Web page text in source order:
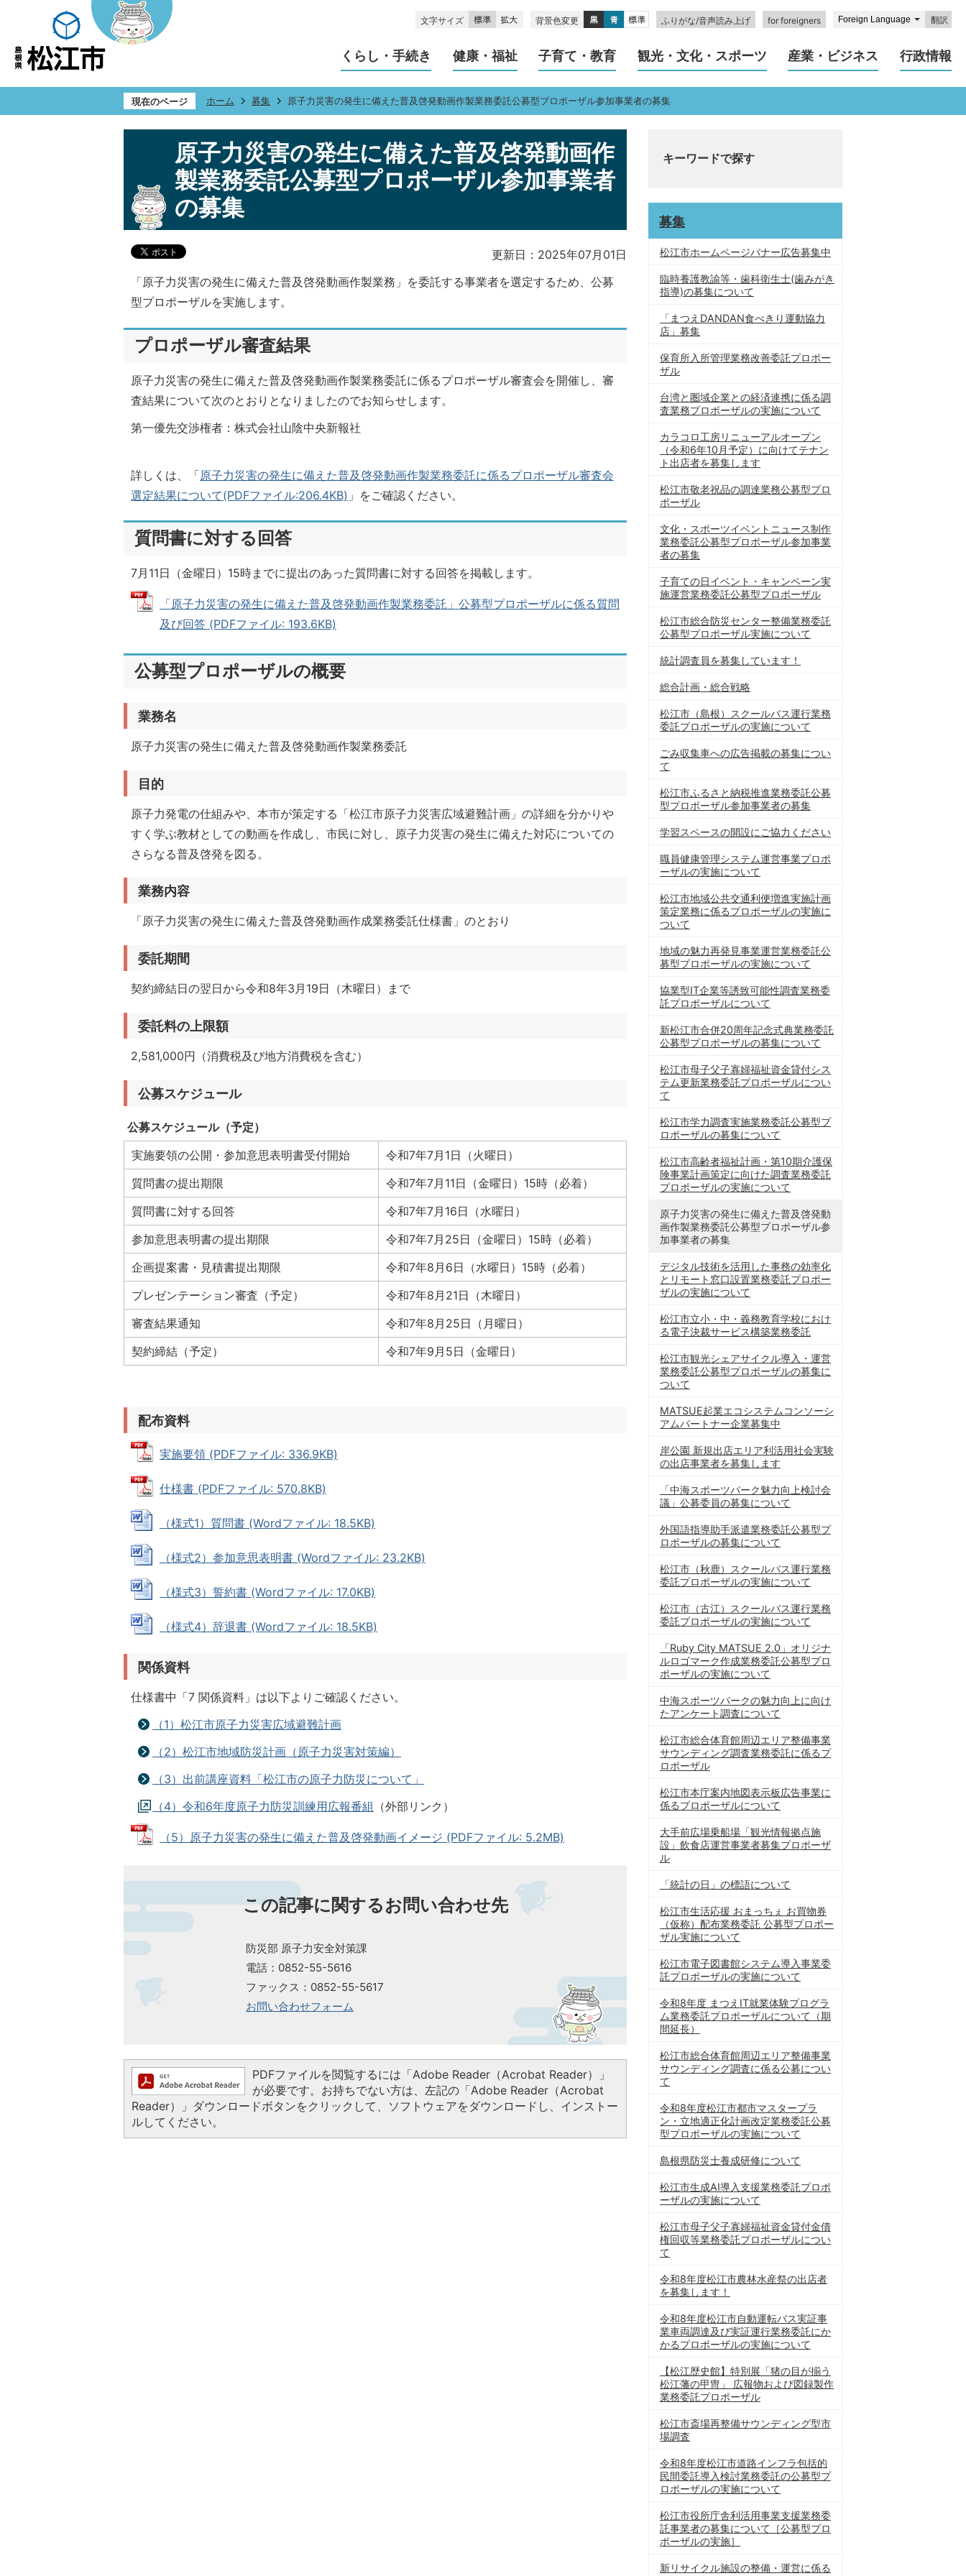
文字サイズ 背景色変更 ふりがな/音声読み上げ for foreigners 翻訳
くらし・手続き 健康・福祉 子育て・教育 観光・文化・スポーツ 産業・ビジネス 行政情報
現在のページ ホーム 募集 原子力災害の発生に備えた普及啓発動画作製業務委託公募型プロポーザル参加事業者の募集
原子力災害の発生に備えた普及啓発動画作
製業務委託公募型プロポーザル参加事業者
の募集
更新日：2025年07月01日
「原子力災害の発生に備えた普及啓発動画作製業務」を委託する事業者を選定するため、公募
型プロポーザルを実施します。
プロポーザル審査結果
原子力災害の発生に備えた普及啓発動画作製業務委託に係るプロポーザル審査会を開催し、審
査結果について次のとおりとなりましたのでお知らせします。
第一優先交渉権者：株式会社山陰中央新報社
詳しくは、「原子力災害の発生に備えた普及啓発動画作製業務委託に係るプロポーザル審査会
選定結果について(PDFファイル:206.4KB) 」をご確認ください。
質問書に対する回答
7月11日（金曜日）15時までに提出のあった質問書に対する回答を掲載します。
「原子力災害の発生に備えた普及啓発動画作製業務委託」公募型プロポーザルに係る質問
及び回答 (PDFファイル: 193.6KB)
公募型プロポーザルの概要
業務名
原子力災害の発生に備えた普及啓発動画作製業務委託
目的
原子力発電の仕組みや、本市が策定する「松江市原子力災害広域避難計画」の詳細を分かりや
すく学ぶ教材としての動画を作成し、市民に対し、原子力災害の発生に備えた対応についての
さらなる普及啓発を図る。
業務内容
「原子力災害の発生に備えた普及啓発動画作成業務委託仕様書」のとおり
委託期間
契約締結日の翌日から令和8年3月19日（木曜日）まで
委託料の上限額
2,581,000円（消費税及び地方消費税を含む）
公募スケジュール
公募スケジュール（予定）
実施要領の公開・参加意思表明書受付開始
令和7年7月1日（火曜日）
質問書の提出期限
令和7年7月11日（金曜日）15時（必着）
質問書に対する回答
令和7年7月16日（水曜日）
参加意思表明書の提出期限
令和7年7月25日（金曜日）15時（必着）
企画提案書・見積書提出期限
令和7年8月6日（水曜日）15時（必着）
プレゼンテーション審査（予定）
令和7年8月21日（木曜日）
審査結果通知
令和7年8月25日（月曜日）
契約締結（予定）
令和7年9月5日（金曜日）
配布資料
実施要領 (PDFファイル: 336.9KB)
仕様書 (PDFファイル: 570.8KB)
（様式1）質問書 (Wordファイル: 18.5KB)
（様式2）参加意思表明書 (Wordファイル: 23.2KB)
（様式3）誓約書 (Wordファイル: 17.0KB)
（様式4）辞退書 (Wordファイル: 18.5KB)
関係資料
仕様書中「7 関係資料」は以下よりご確認ください。
（1）松江市原子力災害広域避難計画
（2）松江市地域防災計画（原子力災害対策編）
（3）出前講座資料「松江市の原子力防災について」
（4）令和6年度原子力防災訓練用広報番組 （外部リンク）
（5）原子力災害の発生に備えた普及啓発動画イメージ (PDFファイル: 5.2MB)
この記事に関するお問い合わせ先
防災部 原子力安全対策課
電話：0852-55-5616
ファックス：0852-55-5617
お問い合わせフォーム
PDFファイルを閲覧するには「Adobe Reader（Acrobat Reader）」
が必要です。お持ちでない方は、左記の「Adobe Reader（Acrobat
Reader）」ダウンロードボタンをクリックして、ソフトウェアをダウンロードし、インストー
ルしてください。
キーワードで探す
募集
松江市ホームページバナー広告募集中
臨時養護教諭等・歯科衛生士(歯みがき
指導)の募集について
「まつえDANDAN食べきり運動協力
店」募集
保育所入所管理業務改善委託プロポー
ザル
台湾と圏域企業との経済連携に係る調
査業務プロポーザルの実施について
カラコロ工房リニューアルオープン
（令和6年10月予定）に向けてテナン
ト出店者を募集します
松江市敬老祝品の調達業務公募型プロ
ポーザル
文化・スポーツイベントニュース制作
業務委託公募型プロポーザル参加事業
者の募集
子育ての日イベント・キャンペーン実
施運営業務委託公募型プロポーザル
松江市総合防災センター整備業務委託
公募型プロポーザル実施について
統計調査員を募集しています！
総合計画・総合戦略
松江市（島根）スクールバス運行業務
委託プロポーザルの実施について
ごみ収集車への広告掲載の募集につい
て
松江市ふるさと納税推進業務委託公募
型プロポーザル参加事業者の募集
学習スペースの開設にご協力ください
職員健康管理システム運営事業プロポ
ーザルの実施について
松江市地域公共交通利便増進実施計画
策定業務に係るプロポーザルの実施に
ついて
地域の魅力再発見事業運営業務委託公
募型プロポーザルの実施について
協業型IT企業等誘致可能性調査業務委
託プロポーザルについて
新松江市合併20周年記念式典業務委託
公募型プロポーザルの募集について
松江市母子父子寡婦福祉資金貸付シス
テム更新業務委託プロポーザルについ
て
松江市学力調査実施業務委託公募型プ
ロポーザルの募集について
松江市高齢者福祉計画・第10期介護保
険事業計画策定に向けた調査業務委託
プロポーザルの実施について
原子力災害の発生に備えた普及啓発動
画作製業務委託公募型プロポーザル参
加事業者の募集
デジタル技術を活用した事務の効率化
とリモート窓口設置業務委託プロポー
ザルの実施について
松江市立小・中・義務教育学校におけ
る電子決裁サービス構築業務委託
松江市観光シェアサイクル導入・運営
業務委託公募型プロポーザルの募集に
ついて
MATSUE起業エコシステムコンソーシ
アムパートナー企業募集中
岸公園 新規出店エリア利活用社会実験
の出店事業者を募集します
「中海スポーツパーク魅力向上検討会
議」公募委員の募集について
外国語指導助手派遣業務委託公募型プ
ロポーザルの募集について
松江市（秋鹿）スクールバス運行業務
委託プロポーザルの実施について
松江市（古江）スクールバス運行業務
委託プロポーザルの実施について
「Ruby City MATSUE 2.0」オリジナ
ルロゴマーク作成業務委託公募型プロ
ポーザルの実施について
中海スポーツパークの魅力向上に向け
たアンケート調査について
松江市総合体育館周辺エリア整備事業
サウンディング調査業務委託に係るプ
ロポーザル
松江市本庁案内地図表示板広告事業に
係るプロポーザルについて
大手前広場乗船場「観光情報拠点施
設」飲食店運営事業者募集プロポーザ
ル
「統計の日」の標語について
松江市生活応援 おまっちぇ お買物券
（仮称）配布業務委託 公募型プロポー
ザル実施について
松江市電子図書館システム導入事業委
託プロポーザルの実施について
令和8年度 まつえIT就業体験プログラ
ム業務委託プロポーザルについて（期
間延長）
松江市総合体育館周辺エリア整備事業
サウンディング調査に係る公募につい
て
令和8年度松江市都市マスタープラ
ン・立地適正化計画改定業務委託公募
型プロポーザルの実施について
島根県防災士養成研修について
松江市生成AI導入支援業務委託プロポ
ーザルの実施について
松江市母子父子寡婦福祉資金貸付金債
権回収等業務委託プロポーザルについ
て
令和8年度松江市農林水産祭の出店者
を募集します！
令和8年度松江市自動運転バス実証事
業車両調達及び実証運行業務委託にか
かるプロポーザルの実施について
【松江歴史館】特別展「猪の目が揃う
松江藩の甲冑」 広報物および図録製作
業務委託プロポーザル
松江市斎場再整備サウンディング型市
場調査
令和8年度松江市道路インフラ包括的
民間委託導入検討業務委託の公募型プ
ロポーザルの実施について
松江市役所庁舎利活用事業支援業務委
託事業者の募集について［公募型プロ
ポーザルの実施］
新リサイクル施設の整備・運営に係る